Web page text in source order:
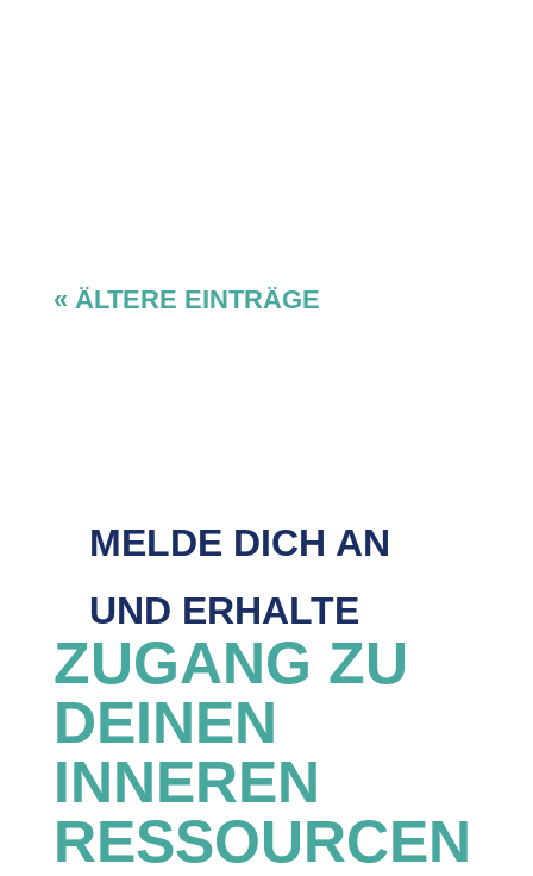
« ÄLTERE EINTRÄGE
MELDE DICH AN
UND ERHALTE
ZUGANG ZU
DEINEN
INNEREN
RESSOURCEN